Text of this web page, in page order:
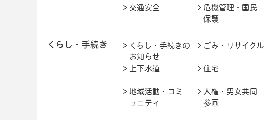
交通安全
危機管理・国民
保護
くらし・手続き
くらし・手続きの
お知らせ
ごみ・リサイクル
上下水道 住宅
地域活動・コミ
ュニティ
人権・男女共同
参画